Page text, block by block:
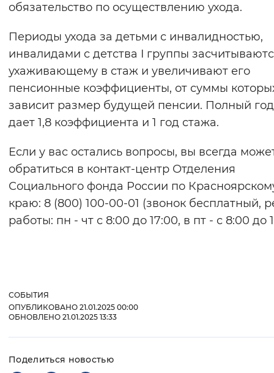
обязательство по осуществлению ухода.
Периоды ухода за детьми с инвалидностью,
инвалидами с детства I группы
ухаживающему в стаж и увеличивают его
пенсионные коэффициенты, от суммы
зависит размер будущей пенсии. Полный год
дает 1,8 коэффициента и 1 год стажа.
Если у вас остались вопросы, вы всегда
обратиться в контакт-центр Отделения
Социального фонда России по
краю: 8 (800) 100-00-01 (звонок бесплатный,
работы: пн - чт с 8:00 до 17:00, в пт - с 8:00 до
СОБЫТИЯ
ОПУБЛИКОВАНО 21.01.2025 00:00
ОБНОВЛЕНО 21.01.2025 13:33
Поделиться новостью